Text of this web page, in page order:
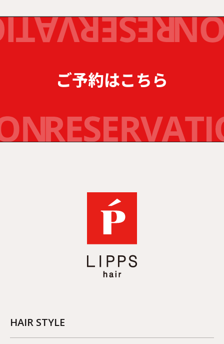
ご予約はこちら
HAIR STYLE